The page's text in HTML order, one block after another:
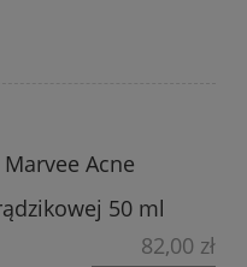
Acne
50 ml
82,00 zł